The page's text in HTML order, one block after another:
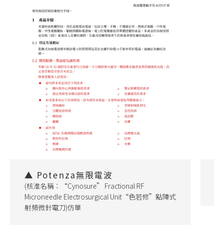
▲ Potenza無限電波
(核淮名稱：“Cynosure” Fractional RF
Microneedle Electrosurgical Unit“色若修”點陣式
射頻微針電刀)仿單